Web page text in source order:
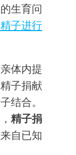
生育问
子进行
体内提
子捐献
结合。
精子捐
自已知